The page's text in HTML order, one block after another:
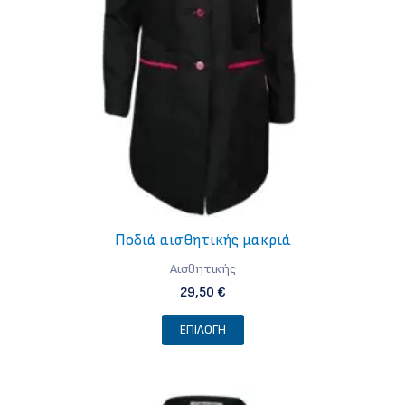
Ποδιά αισθητικής μακριά
Αισθητικής
29,50 €
ΕΠΙΛΟΓΉ
Αυτό
το